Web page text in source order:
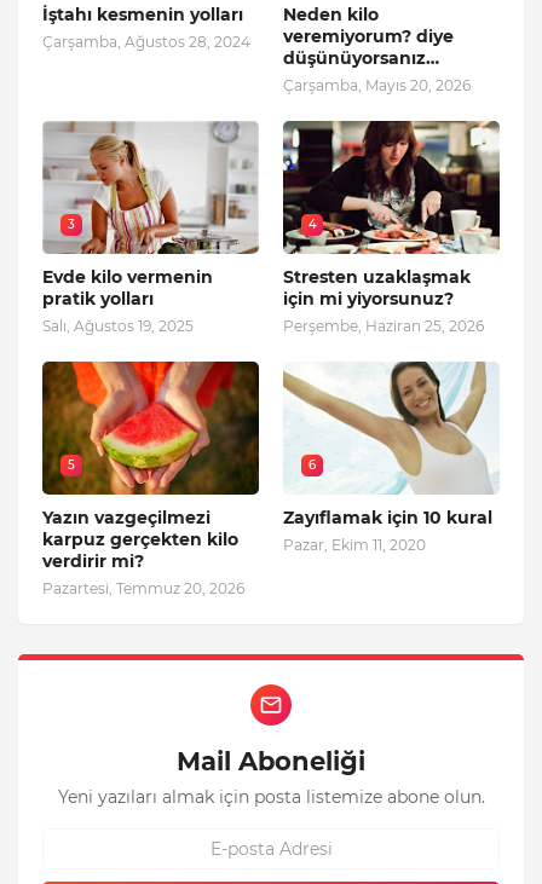
İştahı kesmenin yolları
Çarşamba, Ağustos 28, 2024
Neden kilo
veremiyorum? diye
düşünüyorsanız…
Çarşamba, Mayıs 20, 2026
3
Evde kilo vermenin
pratik yolları
Salı, Ağustos 19, 2025
4
Stresten uzaklaşmak
için mi yiyorsunuz?
Perşembe, Haziran 25, 2026
5
Yazın vazgeçilmezi
karpuz gerçekten kilo
verdirir mi?
Pazartesi, Temmuz 20, 2026
6
Zayıflamak için 10 kural
Pazar, Ekim 11, 2020
Mail Aboneliği
Yeni yazıları almak için posta listemize abone olun.